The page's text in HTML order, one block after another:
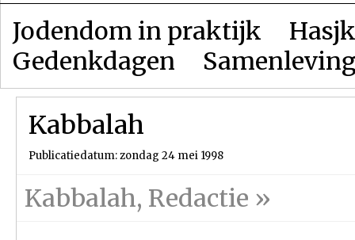
Jodendom in praktijk
Gedenkdagen
Kabbalah
Publicatiedatum: zondag 24 mei 1998
Kabbalah, Redactie »